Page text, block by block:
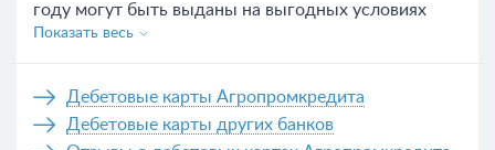
году могут быть выданы на выгодных условиях
сразу после рассмотрения онлайн-заявки.
параметрами можно на нашем сайте.
Показать весь
Дебетовые карты Агропромкредита
Дебетовые карты других банков